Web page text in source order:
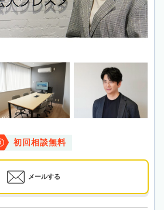
初回相談無料
メールする